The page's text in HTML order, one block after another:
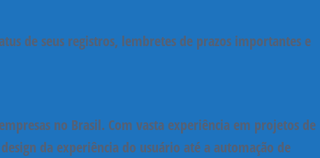
de seus registros, lembretes de prazos importantes e
no Brasil. Com vasta experiência em projetos de
da experiência do usuário até a automação de